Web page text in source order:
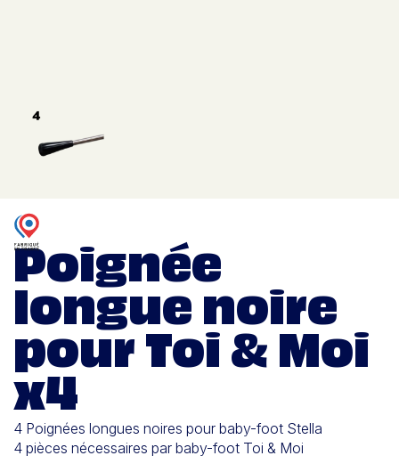
Poignée
longue noire
pour Toi & Moi
x4
4 Poignées longues noires pour baby-foot Stella
4 pièces nécessaires par baby-foot Toi & Moi